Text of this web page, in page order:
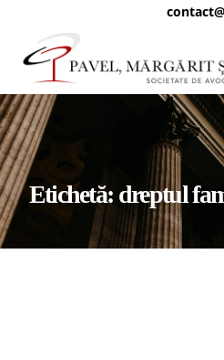
Etichetă: dreptul